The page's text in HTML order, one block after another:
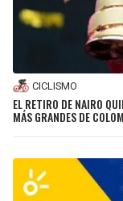
CICLISMO
EL RETIRO DE NAIRO
MÁS GRANDES DE